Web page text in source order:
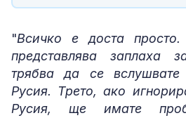
"Всичко е доста
представлява заплаха
трябва да се
Русия. Трето, ако
Русия, ще имате